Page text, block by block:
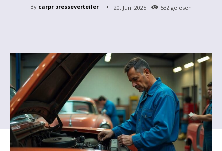
By carpr presseverteiler 20. Juni 2025 532 gelesen